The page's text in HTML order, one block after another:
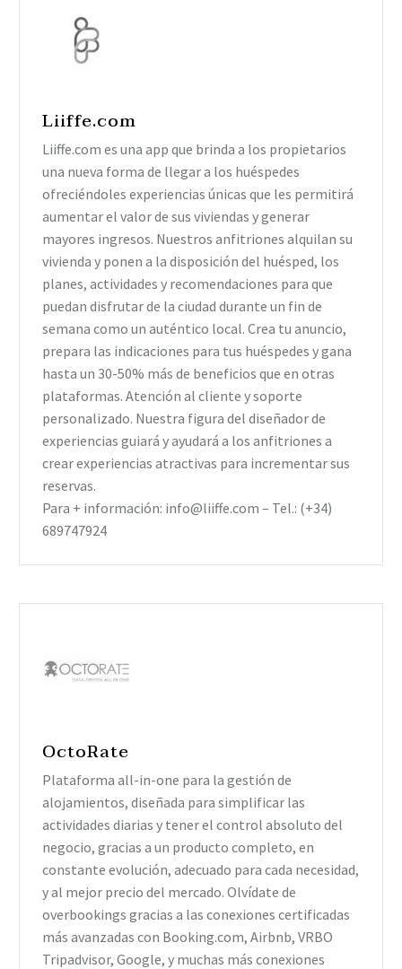
Liiffe.com
Liiffe.com es una app que brinda a los propietarios
una nueva forma de llegar a los huéspedes
ofreciéndoles experiencias únicas que les permitirá
aumentar el valor de sus viviendas y generar
mayores ingresos. Nuestros anfitriones alquilan su
vivienda y ponen a la disposición del huésped, los
planes, actividades y recomendaciones para que
puedan disfrutar de la ciudad durante un fin de
semana como un auténtico local. Crea tu anuncio,
prepara las indicaciones para tus huéspedes y gana
hasta un 30-50% más de beneficios que en otras
plataformas. Atención al cliente y soporte
personalizado. Nuestra figura del diseñador de
experiencias guiará y ayudará a los anfitriones a
crear experiencias atractivas para incrementar sus
reservas.
Para + información: info@liiffe.com – Tel.: (+34)
689747924
OctoRate
Plataforma all-in-one para la gestión de
alojamientos, diseñada para simplificar las
actividades diarias y tener el control absoluto del
negocio, gracias a un producto completo, en
constante evolución, adecuado para cada necesidad,
y al mejor precio del mercado. Olvídate de
overbookings gracias a las conexiones certificadas
más avanzadas con Booking.com, Airbnb, VRBO
Tripadvisor, Google, y muchas más conexiones